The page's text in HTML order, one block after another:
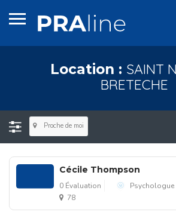
Location : SAINT
BRETECHE
Proche de moi
Cécile Thompson
0 Évaluation
Psychologue
78